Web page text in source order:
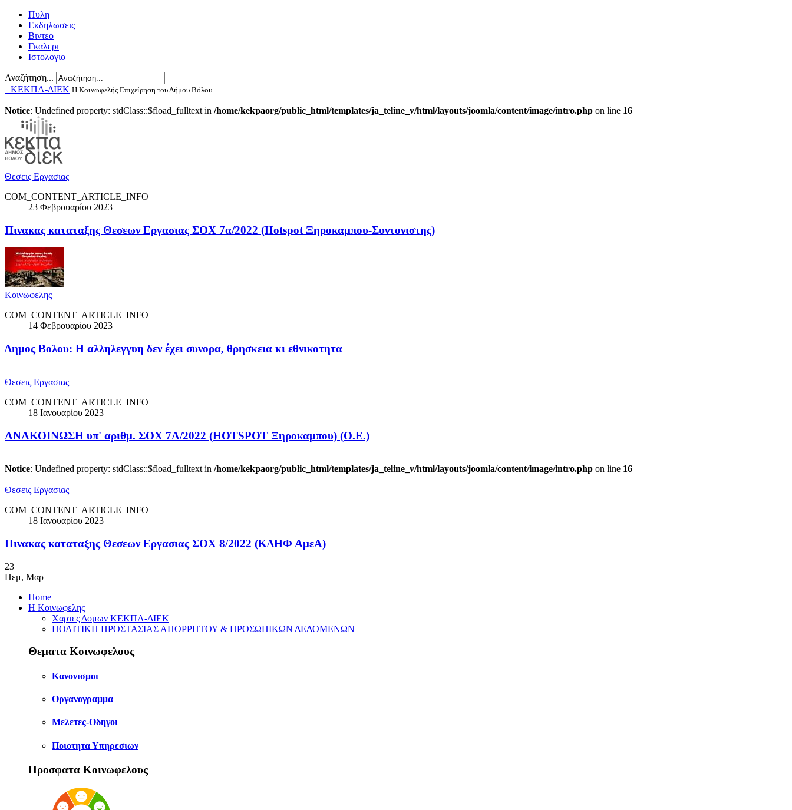
Πυλη
Εκδηλωσεις
Βιντεο
Γκαλερι
Ιστολογιο
Αναζήτηση...
ΚΕΚΠΑ-ΔΙΕΚ Η Κοινωφελής Επιχείρηση του Δήμου Βόλου
Notice: Undefined property: stdClass::$fload_fulltext in /home/kekpaorg/public_html/templates/ja_teline_v/html/layouts/joomla/content/image/intro.php on line 16
Θεσεις Εργασιας
COM_CONTENT_ARTICLE_INFO
23 Φεβρουαρίου 2023
Πινακας καταταξης Θεσεων Εργασιας ΣΟΧ 7α/2022 (Hotspot Ξηροκαμπου-Συντονιστης)
Κοινωφελης
COM_CONTENT_ARTICLE_INFO
14 Φεβρουαρίου 2023
Δημος Βολου: H αλληλεγγυη δεν έχει συνορα, θρησκεια κι εθνικοτητα
Θεσεις Εργασιας
COM_CONTENT_ARTICLE_INFO
18 Ιανουαρίου 2023
ΑΝΑΚΟΙΝΩΣΗ υπ' αριθμ. ΣΟΧ 7Α/2022 (HOTSPOT Ξηροκαμπου) (Ο.Ε.)
Notice: Undefined property: stdClass::$fload_fulltext in /home/kekpaorg/public_html/templates/ja_teline_v/html/layouts/joomla/content/image/intro.php on line 16
Θεσεις Εργασιας
COM_CONTENT_ARTICLE_INFO
18 Ιανουαρίου 2023
Πινακας καταταξης Θεσεων Εργασιας ΣΟΧ 8/2022 (ΚΔΗΦ ΑμεΑ)
23
Πεμ, Μαρ
Home
Η Κοινωφελης
Χαρτες Δομων ΚΕΚΠΑ-ΔΙΕΚ
ΠΟΛΙΤΙΚΗ ΠΡΟΣΤΑΣΙΑΣ ΑΠΟΡΡΗΤΟΥ & ΠΡΟΣΩΠΙΚΩΝ ΔΕΔΟΜΕΝΩΝ
Θεματα Κοινωφελους
Κανονισμοι
Οργανογραμμα
Μελετες-Οδηγοι
Ποιοτητα Υπηρεσιων
Προσφατα Κοινωφελους